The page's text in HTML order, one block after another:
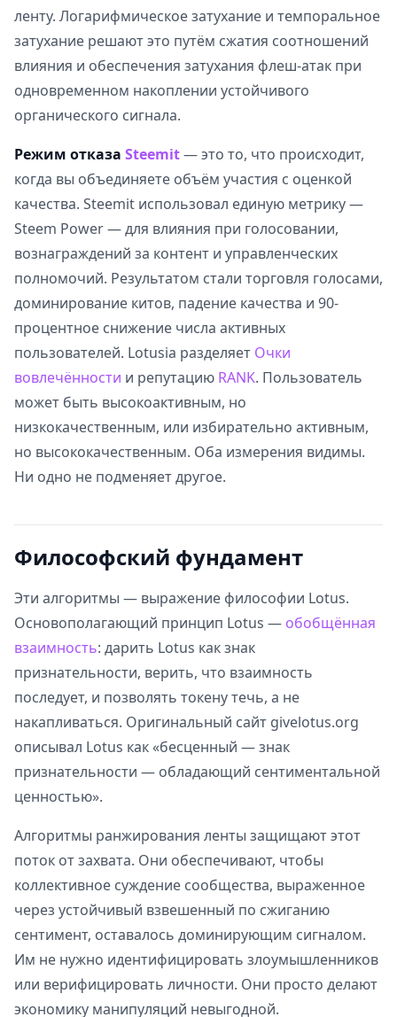
ленту. Логарифмическое затухание и темпоральное
затухание решают это путём сжатия соотношений
влияния и обеспечения затухания флеш-атак при
одновременном накоплении устойчивого
органического сигнала.
Режим отказа Steemit— это то, что происходит,
когда вы объединяете объём участия с оценкой
качества. Steemit использовал единую метрику —
Steem Power — для влияния при голосовании,
вознаграждений за контент и управленческих
полномочий. Результатом стали торговля голосами,
доминирование китов, падение качества и 90-
процентное снижение числа активных
пользователей. Lotusia разделяет Очки
вовлечённости и репутацию RANK. Пользователь
может быть высокоактивным, но
низкокачественным, или избирательно активным,
но высококачественным. Оба измерения видимы.
Ни одно не подменяет другое.
Философский фундамент
Эти алгоритмы — выражение философии Lotus.
Основополагающий принцип Lotus — обобщённая
взаимность: дарить Lotus как знак
признательности, верить, что взаимность
последует, и позволять токену течь, а не
накапливаться. Оригинальный сайт givelotus.org
описывал Lotus как «бесценный — знак
признательности — обладающий сентиментальной
ценностью».
Алгоритмы ранжирования ленты защищают этот
поток от захвата. Они обеспечивают, чтобы
коллективное суждение сообщества, выраженное
через устойчивый взвешенный по сжиганию
сентимент, оставалось доминирующим сигналом.
Им не нужно идентифицировать злоумышленников
или верифицировать личности. Они просто делают
экономику манипуляций невыгодной.